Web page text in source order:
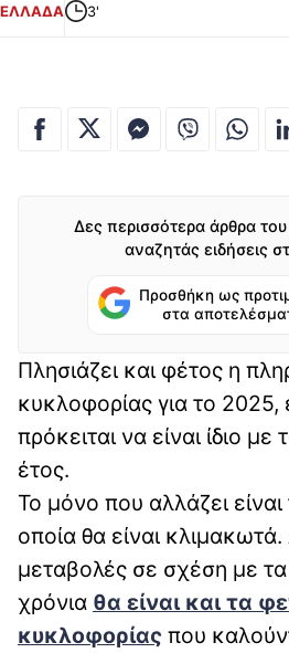
ΕΛΛΑΔΑ 3'
Δες περισσότερα άρθρα
αναζητάς ειδήσεις
Προσθήκη ως
στα
Πλησιάζει και φέτος η
κυκλοφορίας για το
πρόκειται να είναι ίδιο
έτος.
Το μόνο που αλλάζει
οποία θα είναι κλιμακωτά.
μεταβολές σε σχέση με
χρόνια θα είναι και τα
κυκλοφορίας που